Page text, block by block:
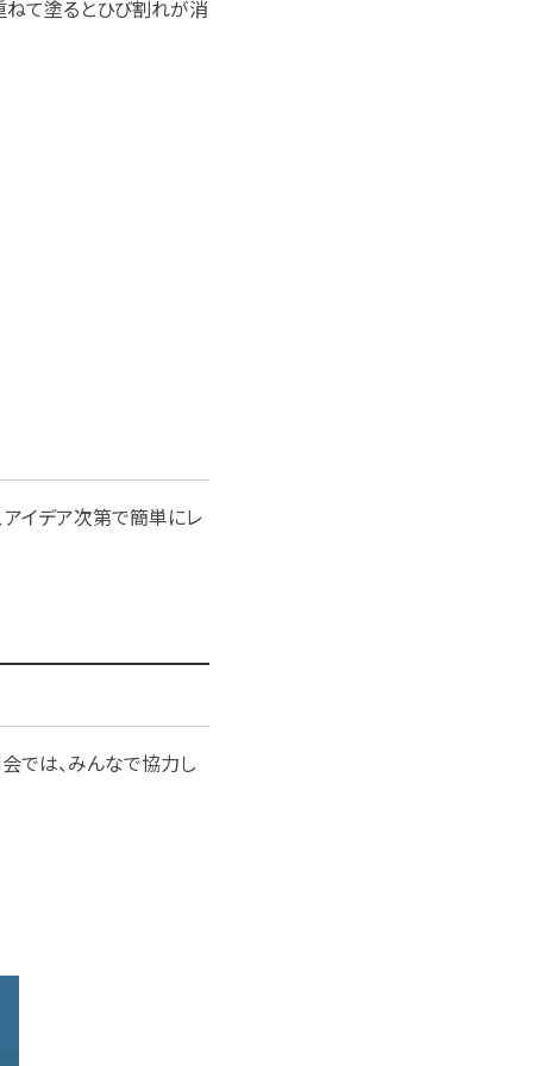
ねて塗るとひび割れが消
アイデア次第で簡単にレ
では、みんなで協力し